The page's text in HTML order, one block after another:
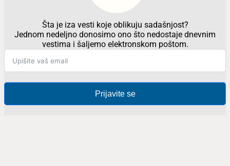
Šta je iza vesti koje oblikuju sadašnjost?
Jednom nedeljno donosimo ono što nedostaje dnevnim
vestima i šaljemo elektronskom poštom.
Prijavite se